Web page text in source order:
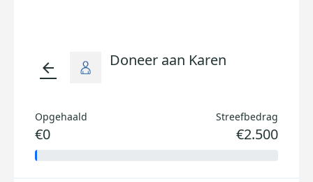
arrow_back Doneer aan Karen
Opgehaald
€0
Streefbedrag
€2.500